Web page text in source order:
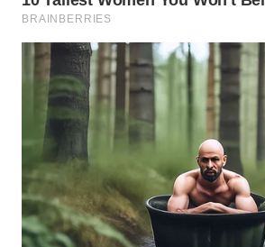
WN
WN
INDRAMAYU
WN
KUNINGAN
WN
MAJALENGKA